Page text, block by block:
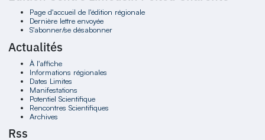
Page d'accueil de l'édition régionale
Dernière lettre envoyée
S'abonner/se désabonner
Actualités
À l'affiche
Informations régionales
Dates Limites
Manifestations
Potentiel Scientifique
Rencontres Scientifiques
Archives
Rss